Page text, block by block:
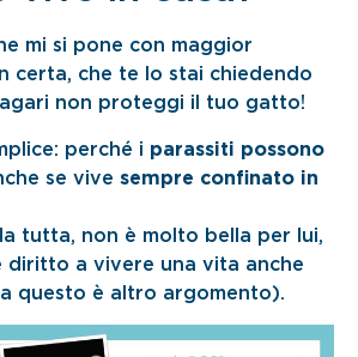
mi si pone con maggior
certa, che te lo stai chiedendo
non proteggi il tuo gatto!
perché i parassiti possono
se vive sempre confinato in
tutta, non è molto bella per lui,
diritto a vivere una vita anche
questo è altro argomento).